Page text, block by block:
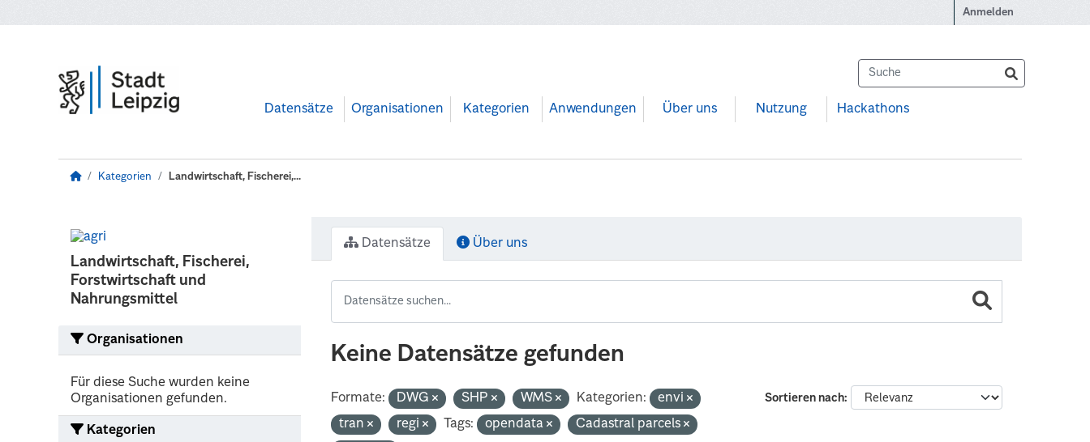
Anmelden
Datensätze Organisationen Kategorien Anwendungen Über uns Nutzung Hackathons
Kategorien Landwirtschaft, Fischerei,...
Landwirtschaft, Fischerei,
Forstwirtschaft und
Nahrungsmittel
Organisationen
Für diese Suche wurden keine
Organisationen gefunden.
Kategorien
Datensätze Über uns
Keine Datensätze gefunden
Sortieren nach
Formate: DWG SHP WMS Kategorien:
envi
tran
regi Tags: opendata
Cadastral parcels